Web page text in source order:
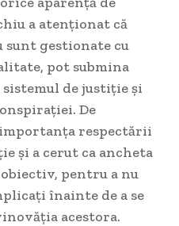
a atenționat că
sunt gestionate cu
pot submina
de justiție și
De
importanța respectării
și a cerut ca ancheta
obiectiv, pentru a nu
înainte de a se
acestora.